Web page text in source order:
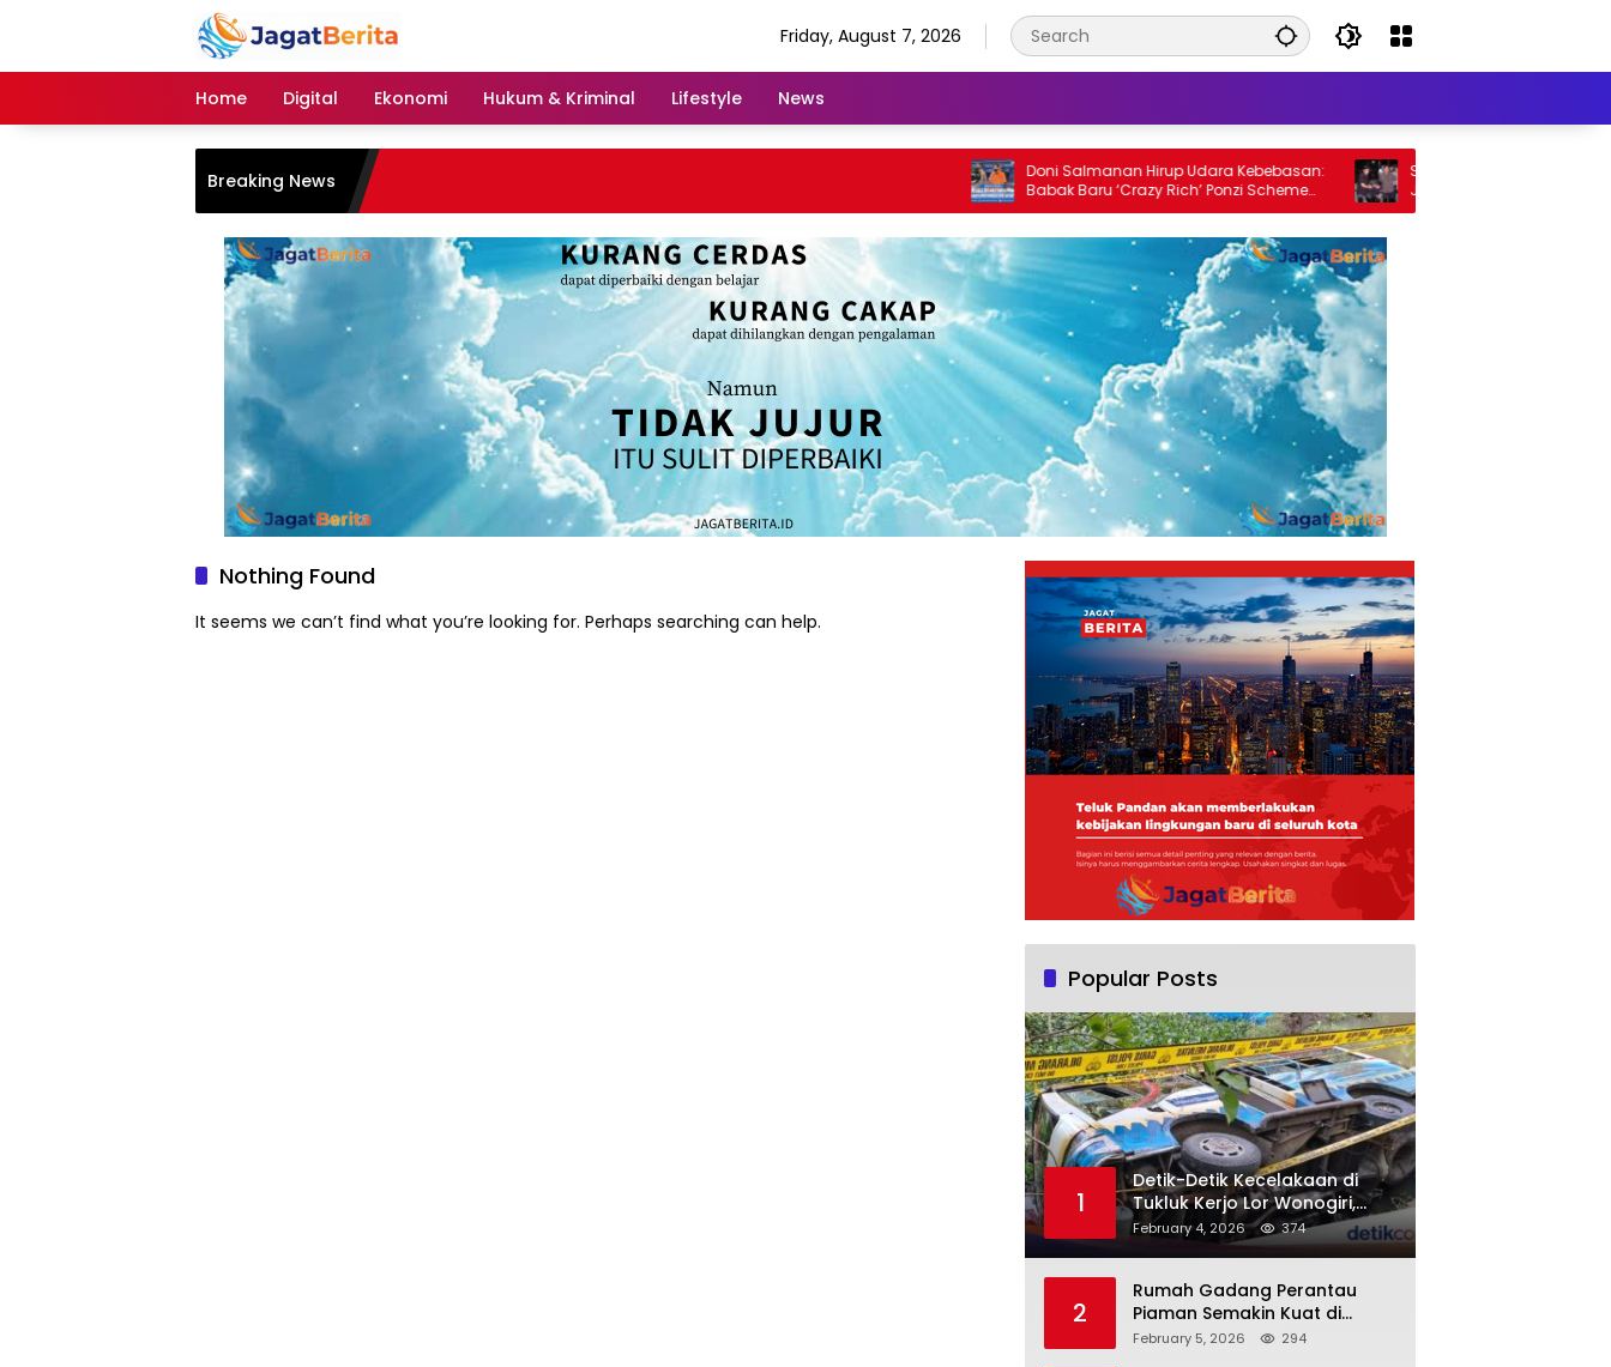
Friday, August 7, 2026
Home Digital Ekonomi Hukum & Kriminal Lifestyle News
Breaking News
Doni Salmanan Hirup Udara Kebebasan:
Babak Baru ‘Crazy Rich’ Ponzi Scheme
Indonesia
Skandal Kuota Haji dan Kasus
Jokowi: KPK Perkuat Kasus Jusuf
dengan Vonis 6 Tahun Minyak
Nothing Found
It seems we can’t find what you’re looking for. Perhaps searching can help.
Popular Posts
1
Detik-Detik Kecelakaan di
Tukluk Kerjo Lor Wonogiri,
Motor Tabrak Knalpot hingga
Truk Tak Sempat Menghindar,
Sadarkan Diri
February 4, 2026 374
2
Rumah Gadang Perantau
Piaman Semakin Kuat di
Sukoharjo! Silaturahmi PKDP
February 5, 2026 294